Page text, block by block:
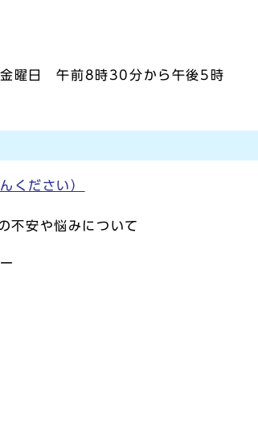
金曜日 午前8時30分から午後5時
ください）
不安や悩みについて